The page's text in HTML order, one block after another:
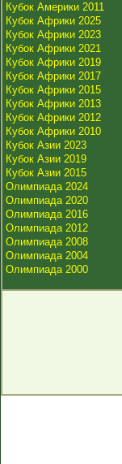
Кубок Америки 2011
Кубок Африки 2025
Кубок Африки 2023
Кубок Африки 2021
Кубок Африки 2019
Кубок Африки 2017
Кубок Африки 2015
Кубок Африки 2013
Кубок Африки 2012
Кубок Африки 2010
Кубок Азии 2023
Кубок Азии 2019
Кубок Азии 2015
Олимпиада 2024
Олимпиада 2020
Олимпиада 2016
Олимпиада 2012
Олимпиада 2008
Олимпиада 2004
Олимпиада 2000